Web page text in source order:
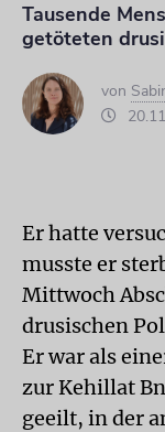
Tausende
getöteten
von
Er hatte
musste er
Mittwoch
drusischen
Er war als
zur Kehillat
geeilt, in der